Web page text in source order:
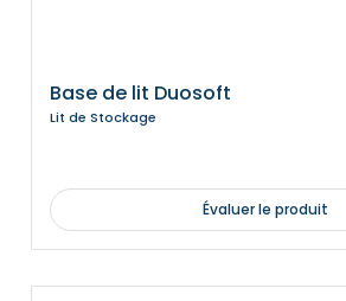
Base de lit Duosoft
Lit de Stockage
Évaluer le produit